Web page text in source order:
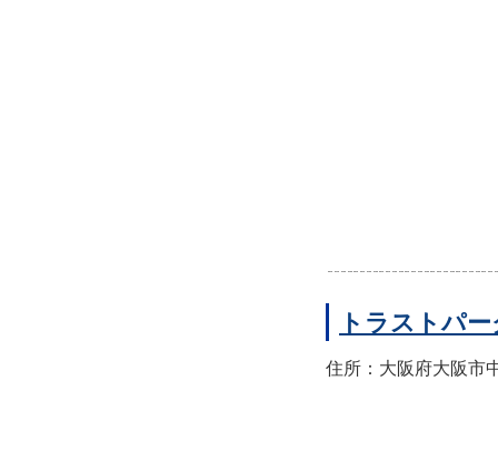
トラストパ
住所：大阪府大阪市